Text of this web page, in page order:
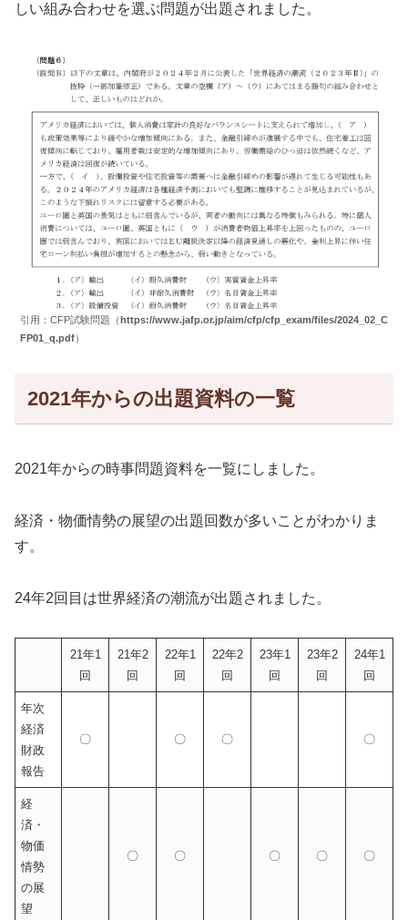
しい組み合わせを選ぶ問題が出題されました。
引用：CFP試験問題（ https://www.jafp.or.jp/aim/cfp/cfp_exam/files/2024_02_C
FP01_q.pdf）
2021年からの出題資料の一覧
2021年からの時事問題資料を一覧にしました。
経済・物価情勢の展望の出題回数が多いことがわかりま
す。
24年2回目は世界経済の潮流が出題されました。
21年1
回
21年2
回
22年1
回
22年2
回
23年1
回
23年2
回
24年1
回
年次
経済
財政
報告
〇 〇 〇 〇
経
済・
物価
情勢
の展
望
〇 〇 〇 〇 〇